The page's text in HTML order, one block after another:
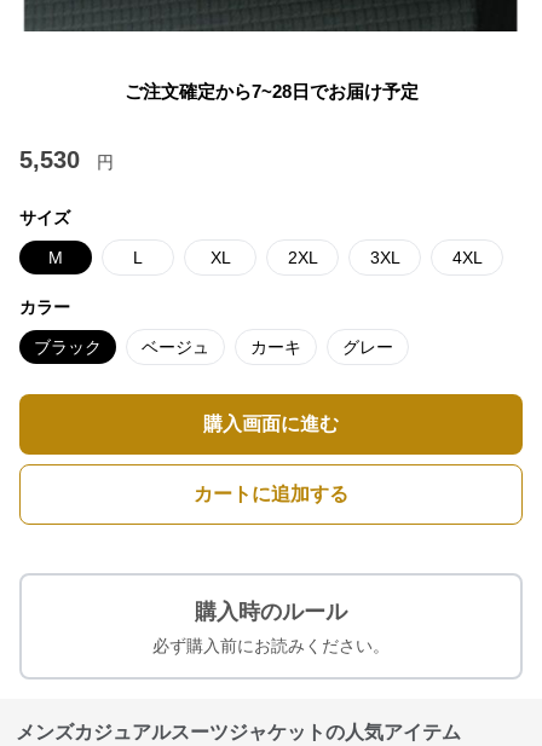
ご注文確定から7~28日でお届け予定
5,530 円
サイズ
M L XL 2XL 3XL 4XL
カラー
ブラック ベージュ カーキ グレー
購入画面に進む
カートに追加する
購入時のルール
必ず購入前にお読みください。
メンズカジュアルスーツジャケットの人気アイテム